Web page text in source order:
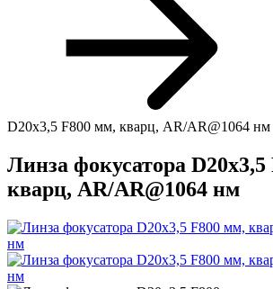
D20x3,5 F800 мм, кварц, AR/AR@1064 нм
Линза фокусатора
кварц, AR/AR@1064 нм